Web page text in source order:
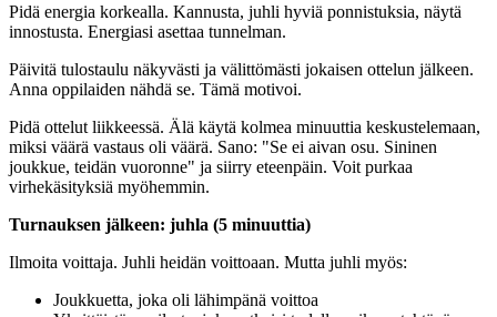
Pidä energia korkealla. Kannusta, juhli hyviä ponnistuksia, näytä
innostusta. Energiasi asettaa tunnelman.
Päivitä tulostaulu näkyvästi ja välittömästi jokaisen ottelun jälkeen.
Anna oppilaiden nähdä se. Tämä motivoi.
Pidä ottelut liikkeessä. Älä käytä kolmea minuuttia keskustelemaan,
miksi väärä vastaus oli väärä. Sano: "Se ei aivan osu. Sininen
joukkue, teidän vuoronne" ja siirry eteenpäin. Voit purkaa
virhekäsityksiä myöhemmin.
Turnauksen jälkeen: juhla (5 minuuttia)
Ilmoita voittaja. Juhli heidän voittoaan. Mutta juhli myös:
Joukkuetta, joka oli lähimpänä voittoa